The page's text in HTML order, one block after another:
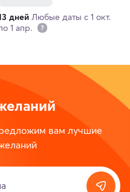
дизайнерские отели и
простые радости
дней Любые даты с 1 окт.
1 апр.
вам лучшие